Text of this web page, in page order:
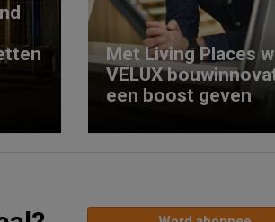
Met Living Places
VELUX
een boost geven